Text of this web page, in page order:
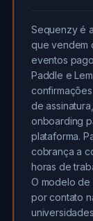
Sequenzy é
que vendem
eventos
Paddle e
de
onboarding
plataforma.
cobrança a
horas de
O modelo
por contato